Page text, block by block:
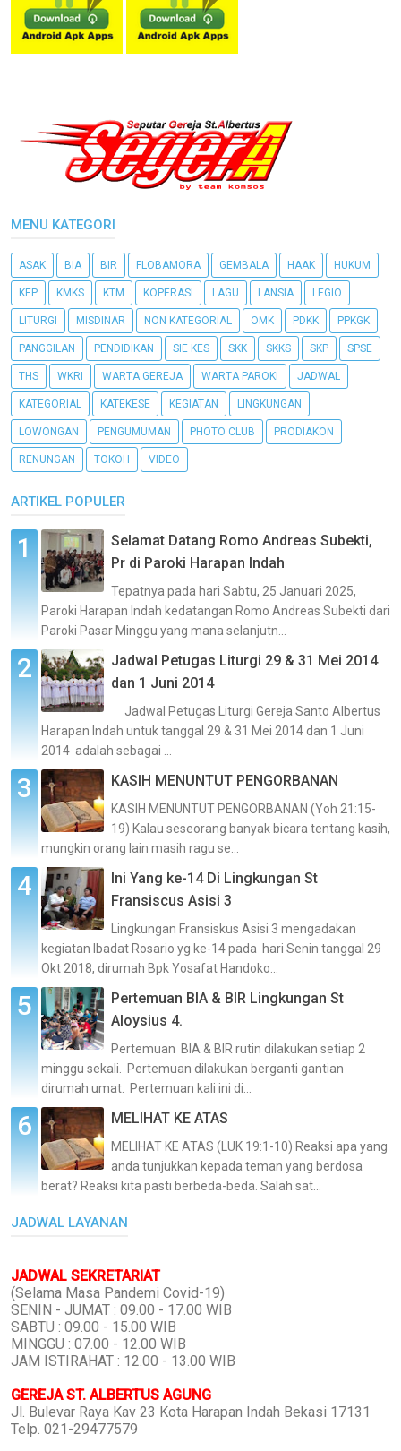
MENU KATEGORI
ASAK BIA BIR FLOBAMORA GEMBALA HAAK HUKUM
KEP KMKS KTM KOPERASI LAGU LANSIA LEGIO
LITURGI MISDINAR NON KATEGORIAL OMK PDKK PPKGK
PANGGILAN PENDIDIKAN SIE KES SKK SKKS SKP SPSE
THS WKRI WARTA GEREJA WARTA PAROKI JADWAL
KATEGORIAL KATEKESE KEGIATAN LINGKUNGAN
LOWONGAN PENGUMUMAN PHOTO CLUB PRODIAKON
RENUNGAN TOKOH VIDEO
ARTIKEL POPULER
Selamat Datang Romo Andreas Subekti,
Pr di Paroki Harapan Indah
Tepatnya pada hari Sabtu, 25 Januari 2025,
Paroki Harapan Indah kedatangan Romo Andreas Subekti dari
Paroki Pasar Minggu yang mana selanjutn...
Jadwal Petugas Liturgi 29 & 31 Mei 2014
dan 1 Juni 2014
Jadwal Petugas Liturgi Gereja Santo Albertus
Harapan Indah untuk tanggal 29 & 31 Mei 2014 dan 1 Juni
2014 adalah sebagai ...
KASIH MENUNTUT PENGORBANAN
KASIH MENUNTUT PENGORBANAN (Yoh 21:15-
19) Kalau seseorang banyak bicara tentang kasih,
mungkin orang lain masih ragu se...
Ini Yang ke-14 Di Lingkungan St
Fransiscus Asisi 3
Lingkungan Fransiskus Asisi 3 mengadakan
kegiatan Ibadat Rosario yg ke-14 pada hari Senin tanggal 29
Okt 2018, dirumah Bpk Yosafat Handoko...
Pertemuan BIA & BIR Lingkungan St
Aloysius 4.
Pertemuan BIA & BIR rutin dilakukan setiap 2
minggu sekali. Pertemuan dilakukan berganti gantian
dirumah umat. Pertemuan kali ini di...
MELIHAT KE ATAS
MELIHAT KE ATAS (LUK 19:1-10) Reaksi apa yang
anda tunjukkan kepada teman yang berdosa
berat? Reaksi kita pasti berbeda-beda. Salah sat...
JADWAL LAYANAN
JADWAL SEKRETARIAT
(Selama Masa Pandemi Covid-19)
SENIN - JUMAT : 09.00 - 17.00 WIB
SABTU : 09.00 - 15.00 WIB
MINGGU : 07.00 - 12.00 WIB
JAM ISTIRAHAT : 12.00 - 13.00 WIB
GEREJA ST. ALBERTUS AGUNG
Jl. Bulevar Raya Kav 23 Kota Harapan Indah Bekasi 17131
Telp. 021-29477579